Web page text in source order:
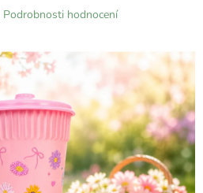
Podrobnosti hodnocení